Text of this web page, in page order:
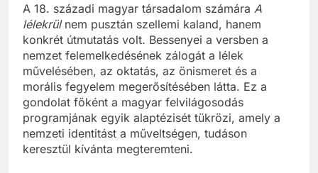
A 18. századi magyar társadalom számára A
lélekrülnem pusztán szellemi kaland, hanem
konkrét útmutatás volt. Bessenyei a versben a
nemzet felemelkedésének zálogát a lélek
művelésében, az oktatás, az önismeret és a
morális fegyelem megerősítésében látta. Ez a
gondolat főként a magyar felvilágosodás
programjának egyik alaptézisét tükrözi, amely a
nemzeti identitást a műveltségen, tudáson
keresztül kívánta megteremteni.